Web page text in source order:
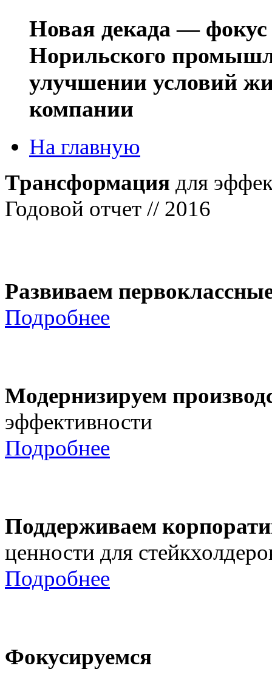
Новая декада — фокус
Норильского
улучшении условий
компании
На главную
Трансформация для
Годовой отчет // 2016
Развиваем
Подробнее
Модернизируем
эффективности
Подробнее
Поддерживаем
ценности для
Подробнее
Фокусируемся